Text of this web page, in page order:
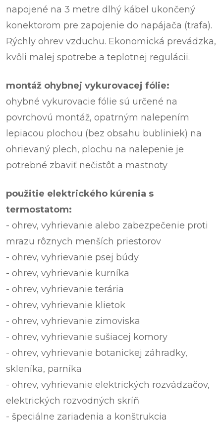
napojené na 3 metre dlhý kábel ukončený
konektorom pre zapojenie do napájača (trafa).
Rýchly ohrev vzduchu. Ekonomická prevádzka,
kvôli malej spotrebe a teplotnej regulácii.
montáž ohybnej vykurovacej fólie:
ohybné vykurovacie fólie sú určené na
povrchovú montáž, opatrným nalepením
lepiacou plochou (bez obsahu bubliniek) na
ohrievaný plech, plochu na nalepenie je
potrebné zbaviť nečistôt a mastnoty
použitie elektrického kúrenia s
termostatom:
- ohrev, vyhrievanie alebo zabezpečenie proti
mrazu rôznych menších priestorov
- ohrev, vyhrievanie psej búdy
- ohrev, vyhrievanie kurníka
- ohrev, vyhrievanie terária
- ohrev, vyhrievanie klietok
- ohrev, vyhrievanie zimoviska
- ohrev, vyhrievanie sušiacej komory
- ohrev, vyhrievanie botanickej záhradky,
skleníka, parníka
- ohrev, vyhrievanie elektrických rozvádzačov,
elektrických rozvodných skríň
- špeciálne zariadenia a konštrukcia